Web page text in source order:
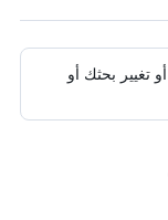
تغيير بحثك أو